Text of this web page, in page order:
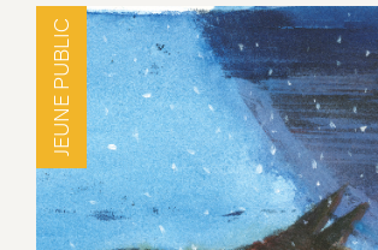
JEUNE PUBLIC